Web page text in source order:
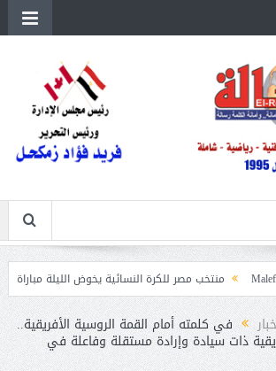
للكرة النسائية يخوض الليلة مباراة وداع أمم إفريقيا
في كلمته أمام القمة الروسية الأفريقية..
ذات سيادة وإرادة مستقلة وفاعلة في